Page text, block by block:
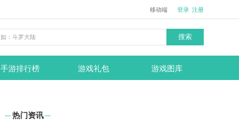
移动端 登录 注册
搜索
手游排行榜 游戏礼包 游戏图库
热门资讯